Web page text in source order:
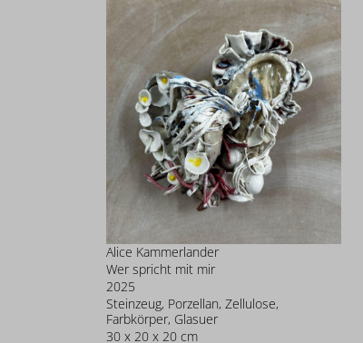
Alice Kammerlander
Wer spricht mit mir
2025
Steinzeug, Porzellan, Zellulose,
Farbkörper, Glasuer
30 x 20 x 20 cm